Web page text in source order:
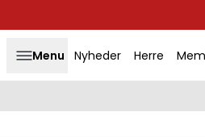
Menu Nyheder Herre